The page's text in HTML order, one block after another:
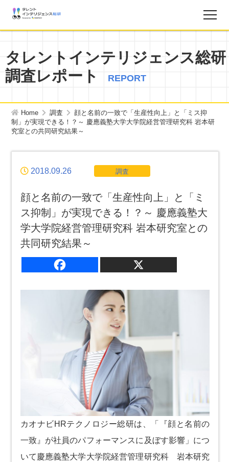
お知らせ
タレントインテリジェンス総研とは？
お問い合わせ
運営会社
個人情報保護方針
サイトマップ
タレントインテリジェンス総研
調査レポート
REPORT
Home 調査
顔と名前の一致で「生産性向上」と「ミス抑
制」が実現できる！？ ～ 慶應義塾大学大学院経営管理研究科 岩本研
究室との共同研究結果～
2018.09.26 調査
顔と名前の一致で「生産性向上」と「ミ
ス抑制」が実現できる！？ ～ 慶應義塾大
学大学院経営管理研究科 岩本研究室との
共同研究結果～
カオナビHRテクノロジー総研は、「『顔と名前の
一致』が社員のパフォーマンスに及ぼす影響」につ
いて慶應義塾大学大学院経営管理研究科 岩本研究